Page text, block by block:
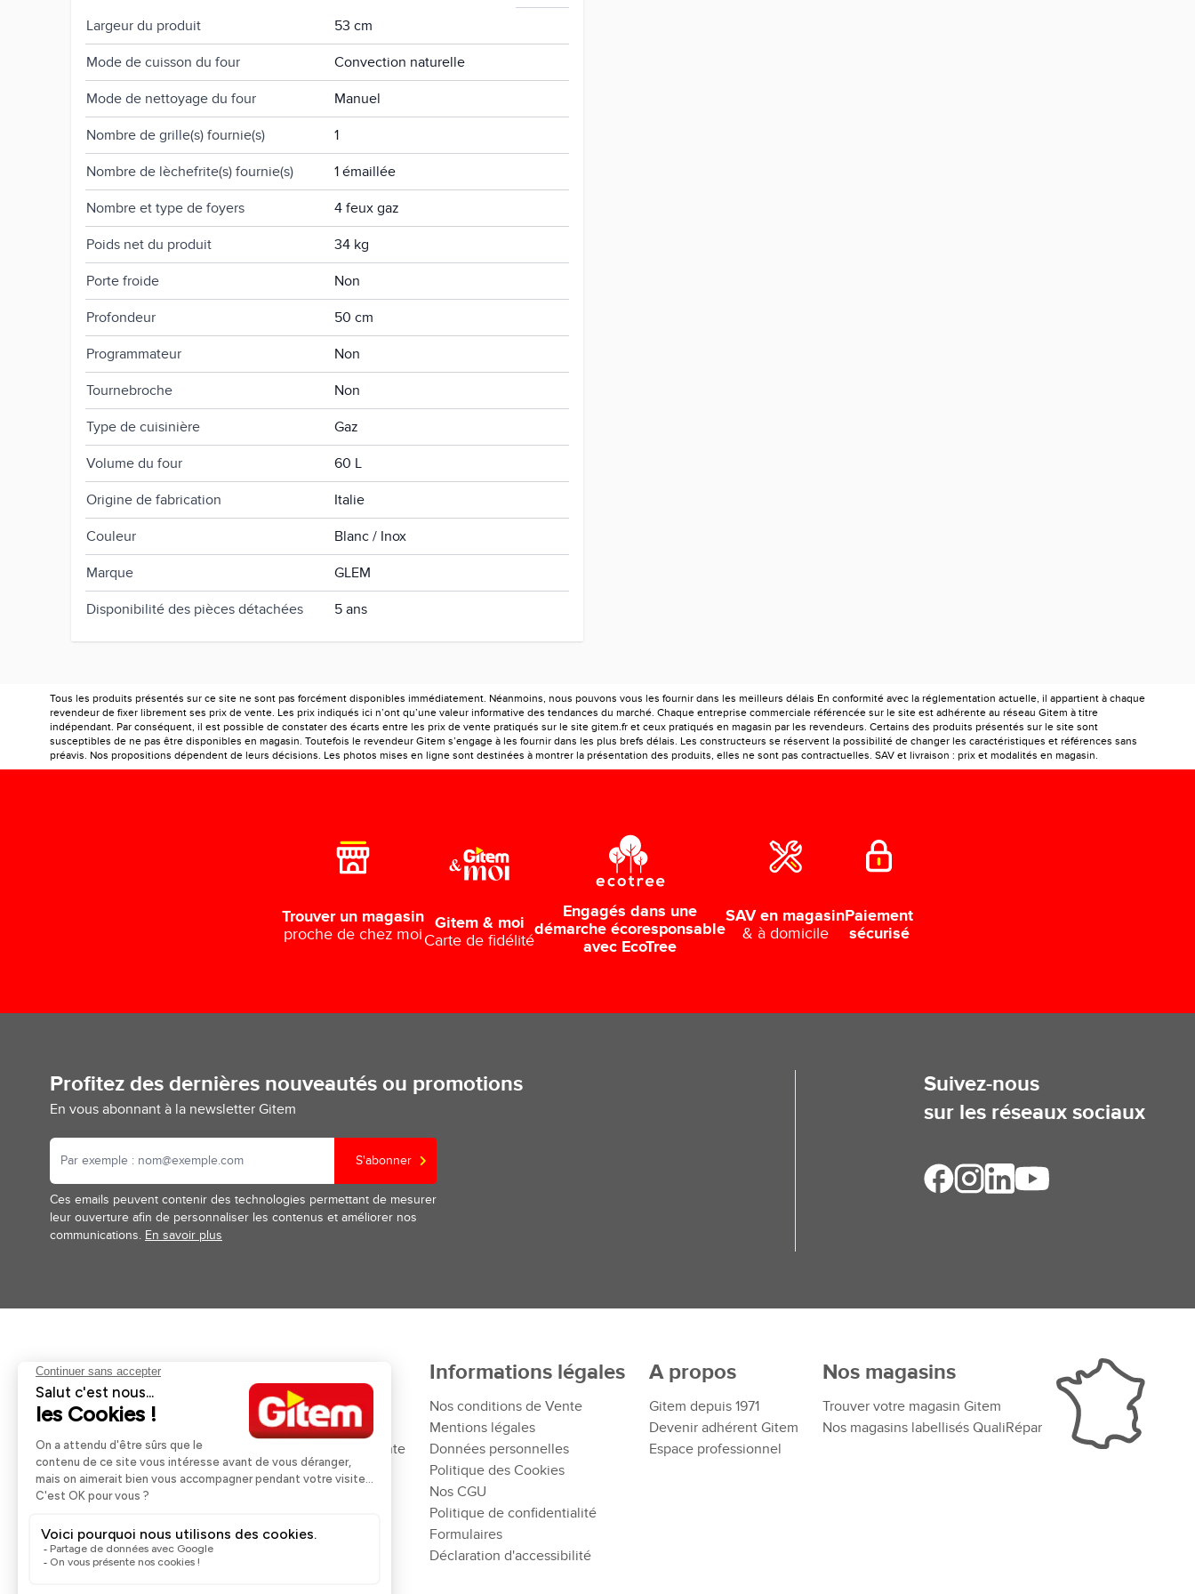
Largeur du produit 53 cm
Mode de cuisson du four Convection naturelle
Mode de nettoyage du four Manuel
Nombre de grille(s) fournie(s) 1
Nombre de lèchefrite(s) fournie(s) 1 émaillée
Nombre et type de foyers 4 feux gaz
Poids net du produit 34 kg
Porte froide Non
Profondeur 50 cm
Programmateur Non
Tournebroche Non
Type de cuisinière Gaz
Volume du four 60 L
Origine de fabrication Italie
Couleur Blanc / Inox
Marque GLEM
Disponibilité des pièces détachées 5 ans
Tous les produits présentés sur ce site ne sont pas forcément disponibles immédiatement. Néanmoins, nous pouvons vous les fournir dans les meilleurs délais En conformité avec la réglementation actuelle, il appartient à chaque
revendeur de fixer librement ses prix de vente. Les prix indiqués ici n’ont qu’une valeur informative des tendances du marché. Chaque entreprise commerciale référencée sur le site est adhérente au réseau Gitem à titre
indépendant. Par conséquent, il est possible de constater des écarts entre les prix de vente pratiqués sur le site gitem.fr et ceux pratiqués en magasin par les revendeurs. Certains des produits présentés sur le site sont
susceptibles de ne pas être disponibles en magasin. Toutefois le revendeur Gitem s’engage à les fournir dans les plus brefs délais. Les constructeurs se réservent la possibilité de changer les caractéristiques et références sans
préavis. Nos propositions dépendent de leurs décisions. Les photos mises en ligne sont destinées à montrer la présentation des produits, elles ne sont pas contractuelles. SAV et livraison : prix et modalités en magasin.
Trouver un magasin
proche de chez moi
Gitem & moi
Carte de fidélité
Engagés dans une
démarche écoresponsable
avec EcoTree
SAV en magasin
& à domicile
Paiement
sécurisé
Profitez des dernières nouveautés ou promotions
En vous abonnant à la newsletter Gitem
S'abonner
Ces emails peuvent contenir des technologies permettant de mesurer
leur ouverture afin de personnaliser les contenus et améliorer nos
communications. En savoir plus
Suivez-nous
sur les réseaux sociaux
Aides et informations
Retour et remboursement
Nos guides d'achat
Livraison et retrait
Rappels Produits
Une question ?
Contactez-nous
Pose et services
Financement
Service Après Vente
Informations légales
Nos conditions de Vente
Mentions légales
Données personnelles
Politique des Cookies
Nos CGU
Politique de confidentialité
Formulaires
Déclaration d'accessibilité
A propos
Gitem depuis 1971
Devenir adhérent Gitem
Espace professionnel
Nos magasins
Trouver votre magasin Gitem
Nos magasins labellisés QualiRépar